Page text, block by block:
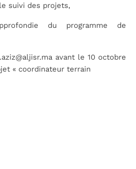
suivi des projets,
du programme de
avant le 10 octobre
« coordinateur terrain